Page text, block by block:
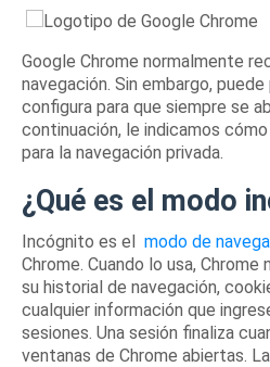
Google Chrome normalmente
navegación. Sin embargo,
configura para que siempre se
continuación, le indicamos
para la navegación privada.
¿Qué es el modo
Incógnito es el modo de
Chrome. Cuando lo usa,
su historial de navegación,
cualquier información que
sesiones. Una sesión finaliza
ventanas de Chrome abiertas.